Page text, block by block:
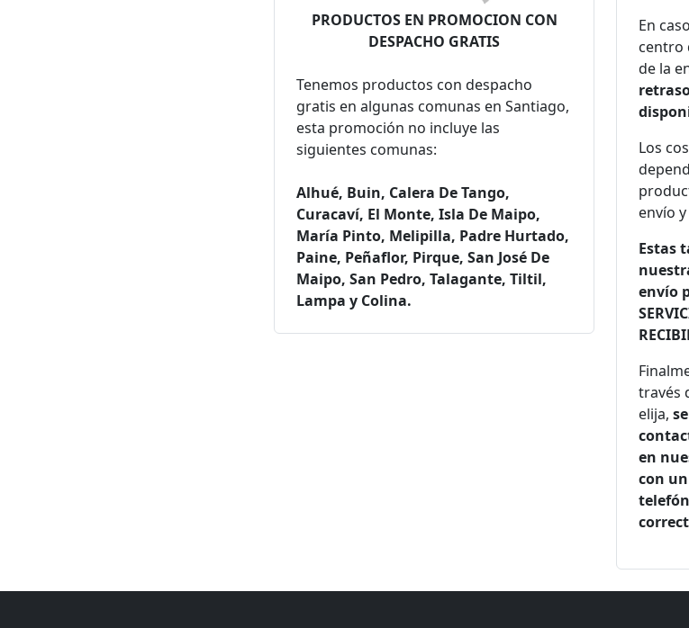
PRODUCTOS EN PROMOCION CON
DESPACHO GRATIS
Tenemos productos con despacho
gratis en algunas comunas en Santiago,
esta promoción no incluye las
siguientes comunas:
Alhué, Buin, Calera De Tango,
Curacaví, El Monte, Isla De Maipo,
María Pinto, Melipilla, Padre Hurtado,
Paine, Peñaflor, Pirque, San José De
Maipo, San Pedro, Talagante, Tiltil,
Lampa y Colina.
En
centro
de la
Los
envío
Estas
envío
través
elija,
en
con